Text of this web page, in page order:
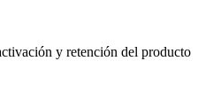
y retención del producto